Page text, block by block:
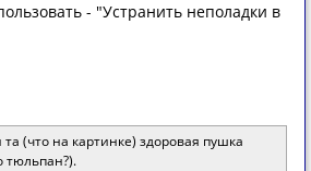
- "Устранить неполадки в
(что на картинке) здоровая пушка
тюльпан?).